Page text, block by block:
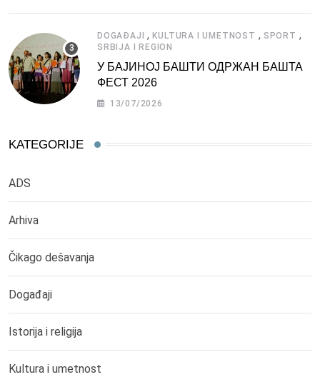
DOGAĐAJI ,KULTURA I UMETNOST , SPORT ,
SRBIJA I REGION
У БАЈИНОЈ БАШТИ ОДРЖАН БАШТА
ФЕСТ 2026
13/07/2026
KATEGORIJE
ADS
Arhiva
Čikago dešavanja
Događaji
Istorija i religija
Kultura i umetnost